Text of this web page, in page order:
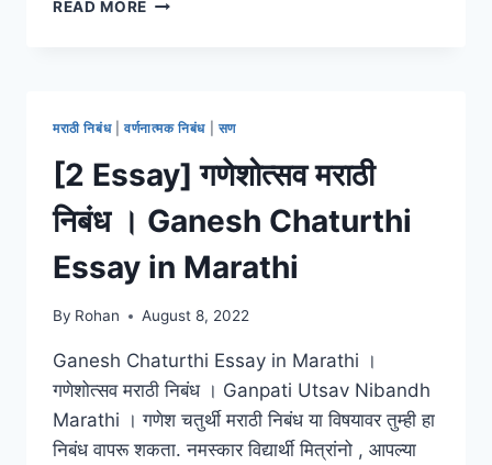
READ MORE
MARATHI
गुढीपाडवा
वर
निबंध
मराठी
मराठी निबंध| वर्णनात्मक निबंध| सण
[2 Essay] गणेशोत्सव मराठी
निबंध । Ganesh Chaturthi
Essay in Marathi
By Rohan August 8, 2022
Ganesh Chaturthi Essay in Marathi ।
गणेशोत्सव मराठी निबंध । Ganpati Utsav Nibandh
Marathi । गणेश चतुर्थी मराठी निबंध या विषयावर तुम्ही हा
निबंध वापरू शकता. नमस्कार विद्यार्थी मित्रांनो , आपल्या